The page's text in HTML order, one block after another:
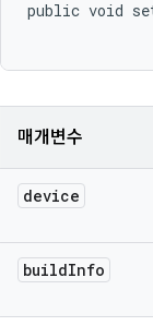
public void
매개변수
device
buildInfo